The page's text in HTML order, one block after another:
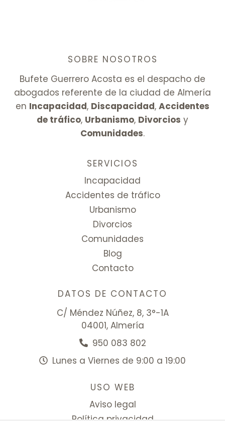
SOBRE NOSOTROS
Bufete Guerrero Acosta es el despacho de
abogados referente de la ciudad de Almería
en Incapacidad, Discapacidad, Accidentes
de tráfico, Urbanismo, Divorcios y
Comunidades.
SERVICIOS
Incapacidad
Accidentes de tráfico
Urbanismo
Divorcios
Comunidades
Blog
Contacto
DATOS DE CONTACTO
C/ Méndez Núñez, 8, 3°-1A
04001, Almería
950 083 802
Lunes a Viernes de 9:00 a 19:00
USO WEB
Aviso legal